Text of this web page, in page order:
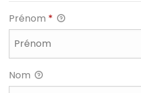
Prénom *
Nom